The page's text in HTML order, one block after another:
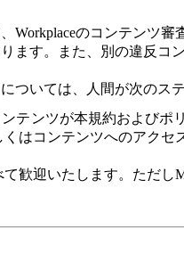
Workplaceのコンテンツ
ます。また、別の違反コ
ついては、人間が次のス
テンツが本規約およびポ
はコンテンツへのアク
歓迎いたします。ただ